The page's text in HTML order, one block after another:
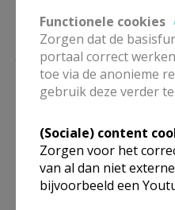
eenheid-hh-prisca-en-
jezus-komt-bij-ons
Vormselviering:https://
Vormselcatechese:https://
herselt-hulshout-
Paasviering:
Functionele cookies
Zorgen dat de
portaal correct
toe via de anonieme
gebruik deze verder
(Sociale) content
Zorgen voor het
van al dan niet
bijvoorbeeld een